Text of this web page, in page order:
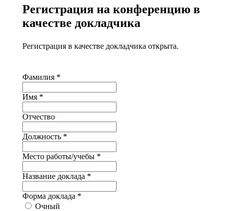
Регистрация на конференцию в
качестве докладчика
Регистрация в качестве докладчика открыта.
Фамилия *
Имя *
Отчество
Должность *
Место работы/учебы *
Название доклада *
Форма доклада *
Очный